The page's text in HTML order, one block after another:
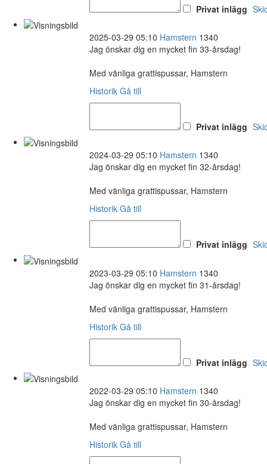
Privat inlägg
2025-03-29 05:10 Hamstern 1340
Jag önskar dig en mycket fin 33-årsdag!
Med vänliga grattispussar, Hamstern
Historik Gå till
Privat inlägg
2024-03-29 05:10 Hamstern 1340
Jag önskar dig en mycket fin 32-årsdag!
Med vänliga grattispussar, Hamstern
Historik Gå till
Privat inlägg
2023-03-29 05:10 Hamstern 1340
Jag önskar dig en mycket fin 31-årsdag!
Med vänliga grattispussar, Hamstern
Historik Gå till
Privat inlägg
2022-03-29 05:10 Hamstern 1340
Jag önskar dig en mycket fin 30-årsdag!
Med vänliga grattispussar, Hamstern
Historik Gå till